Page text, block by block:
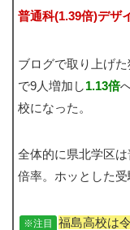
普通科(1.39倍)デザ
ブログで取り上げ
で9人増加し1.13倍
校になった。
全体的に県北学区
倍率。ホッとした受
※注目 福島高校は